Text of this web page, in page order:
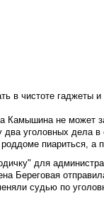
в чистоте гаджеты
Камышина не может
уголовных дела
пиариться, а
для
Береговая
судью по